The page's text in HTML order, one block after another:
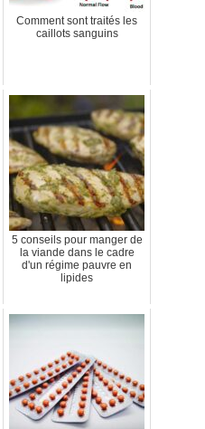
Comment sont traités les
caillots sanguins
5 conseils pour manger de
la viande dans le cadre
d'un régime pauvre en
lipides